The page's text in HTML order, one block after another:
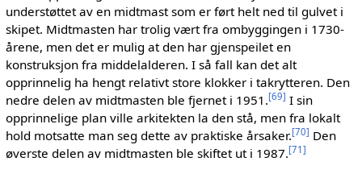
understøttet av en midtmast som er ført helt ned til gulvet i
skipet. Midtmasten har trolig vært fra ombyggingen i 1730-
årene, men det er mulig at den har gjenspeilet en
konstruksjon fra middelalderen. I så fall kan det alt
opprinnelig ha hengt relativt store klokker i takrytteren. Den
nedre delen av midtmasten ble fjernet i 1951.[69] I sin
opprinnelige plan ville arkitekten la den stå, men fra lokalt
hold motsatte man seg dette av praktiske årsaker.[70] Den
øverste delen av midtmasten ble skiftet ut i 1987.[71 ]